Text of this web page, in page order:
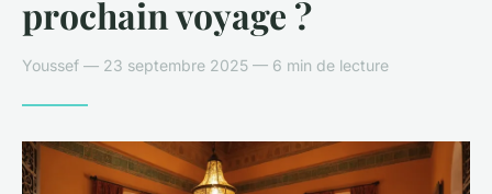
prochain voyage ?
Youssef — 23 septembre 2025 — 6 min de lecture